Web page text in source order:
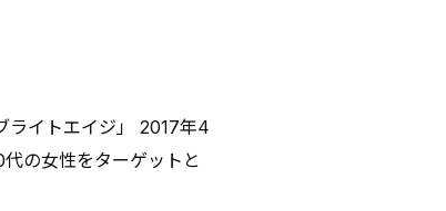
ライトエイジ」 2017年4
の女性をターゲットと